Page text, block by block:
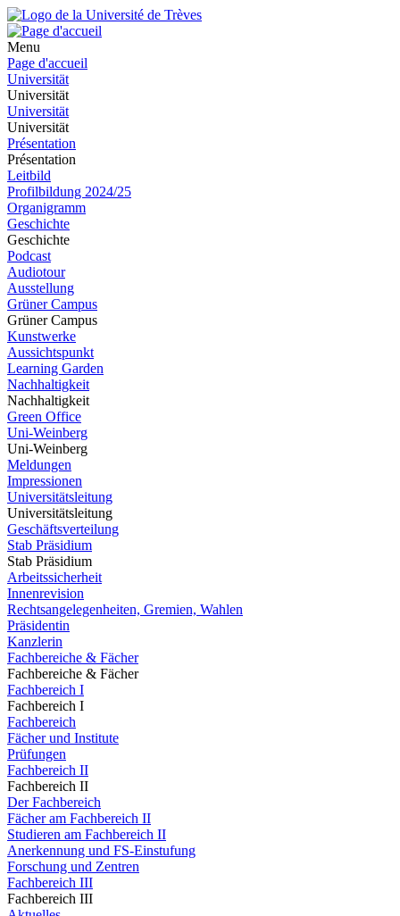
Menu
Page d'accueil
Universität
Universität
Universität
Universität
Présentation
Présentation
Leitbild
Profilbildung 2024/25
Organigramm
Geschichte
Geschichte
Podcast
Audiotour
Ausstellung
Grüner Campus
Grüner Campus
Kunstwerke
Aussichtspunkt
Learning Garden
Nachhaltigkeit
Nachhaltigkeit
Green Office
Uni-Weinberg
Uni-Weinberg
Meldungen
Impressionen
Universitätsleitung
Universitätsleitung
Geschäftsverteilung
Stab Präsidium
Stab Präsidium
Arbeitssicherheit
Innenrevision
Rechtsangelegenheiten, Gremien, Wahlen
Präsidentin
Kanzlerin
Fachbereiche & Fächer
Fachbereiche & Fächer
Fachbereich I
Fachbereich I
Fachbereich
Fächer und Institute
Prüfungen
Fachbereich II
Fachbereich II
Der Fachbereich
Fächer am Fachbereich II
Studieren am Fachbereich II
Anerkennung und FS-Einstufung
Forschung und Zentren
Fachbereich III
Fachbereich III